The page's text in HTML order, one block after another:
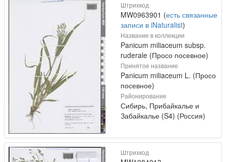
Штрихкод
MW0963901 (есть связанные
записи в iNaturalist)
Название в коллекции
Panicum miliaceum subsp.
ruderale (Просо посевное)
Принятое название
Panicum miliaceum L. (Просо
посевное)
Районирование
Сибирь, Прибайкалье и
Забайкалье (S4) (Россия)
Штрихкод